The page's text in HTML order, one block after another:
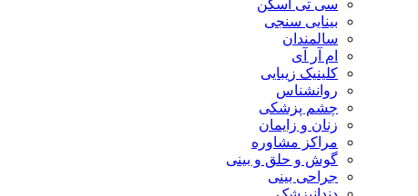
سی تی اسکن
بینایی سنجی
سالمندان
ام آر آی
کلینیک زیبایی
روانشناس
چشم پزشکی
زنان و زایمان
مراکز مشاوره
گوش و حلق و بینی
جراحی بینی